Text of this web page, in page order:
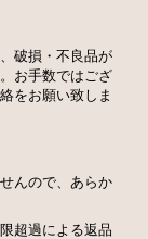
破損・不良品が
お手数ではござ
をお願い致しま
んので、あらか
超過による返品